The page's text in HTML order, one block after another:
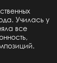
Училась у
все